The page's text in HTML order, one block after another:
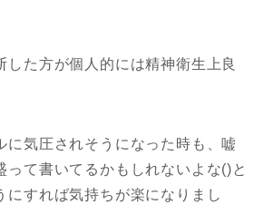
した方が個人的には精神衛生上良
に気圧されそうになった時も、嘘
って書いてるかもしれないよな()と
にすれば気持ちが楽になりまし